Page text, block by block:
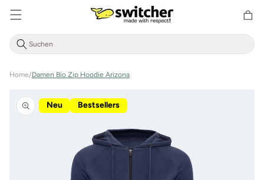
Home/Damen Bio Zip Hoodie Arizona
Neu Bestsellers
Produktinformationen
springen